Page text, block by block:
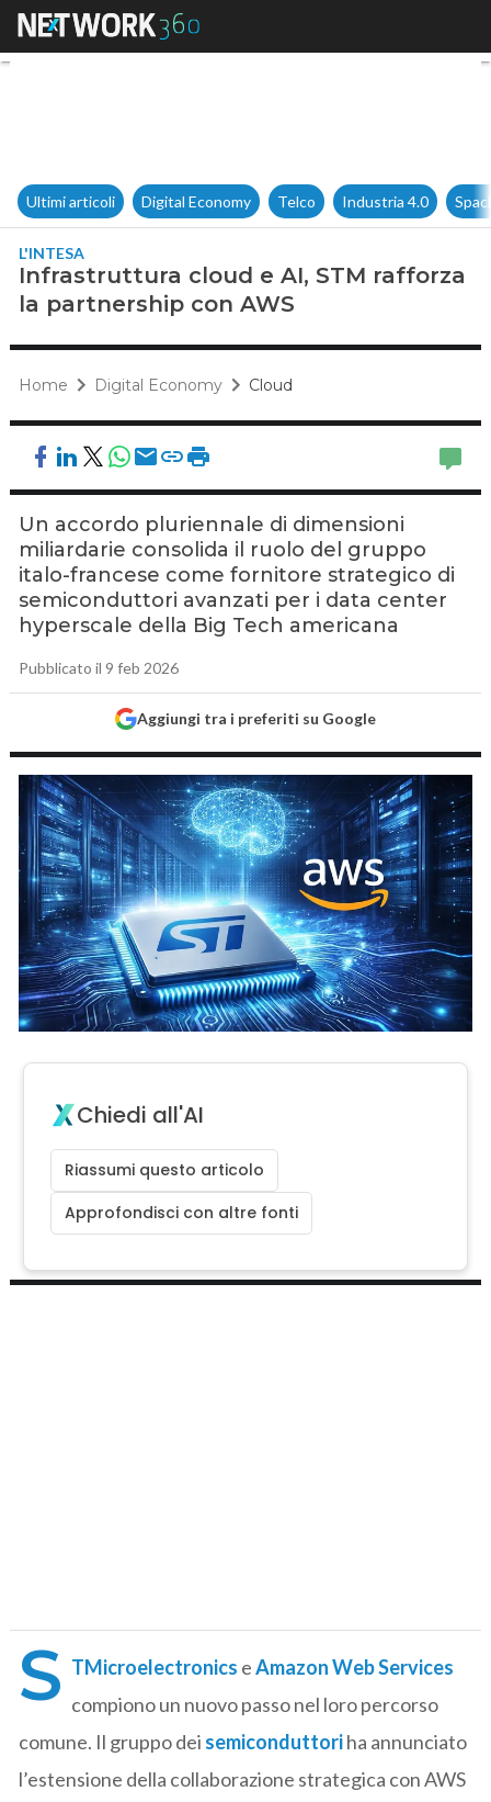
Infrastruttura cloud e AI,
Ultimi articoli Digital Economy Telco Industria 4.0
L'INTESA
Infrastruttura cloud e AI, STM rafforza
la partnership con AWS
Home Digital Economy Cloud
Un accordo pluriennale di dimensioni
miliardarie consolida il ruolo del gruppo
italo-francese come fornitore strategico di
semiconduttori avanzati per i data center
hyperscale della Big Tech americana
Pubblicato il 9 feb 2026
Aggiungi tra i preferiti su Google
Chiedi all'AI
Riassumi questo articolo
Approfondisci con altre fonti
S TMicroelectronics eAmazon Web Services
compiono un nuovo passo nel loro percorso
comune. Il gruppo dei semiconduttoriha annunciato
l’estensione della collaborazione strategica con AWS